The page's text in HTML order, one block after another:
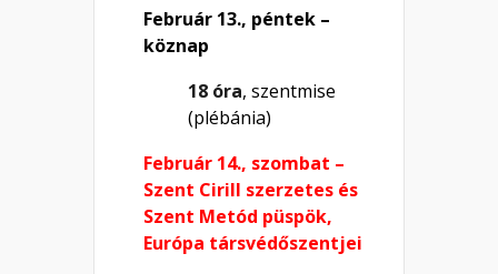
Február 13., péntek –
köznap
18 óra, szentmise
(plébánia)
Február 14., szombat –
Szent Cirill szerzetes és
Szent Metód püspök,
Európa társvédőszentjei